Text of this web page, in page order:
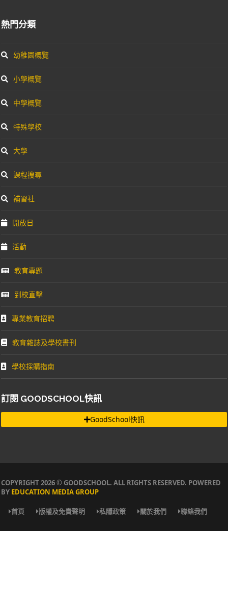
熱門分類
幼稚園概覽
小學概覽
中學概覽
特殊學校
大學
課程搜尋
補習社
開放日
活動
教育專題
到校直擊
專業教育招聘
教育雜誌及學校書刊
學校採購指南
訂閱 GOODSCHOOL快訊
GoodSchool快訊
COPYRIGHT 2026 © GOODSCHOOL. ALL RIGHTS RESERVED. POWERED
BY EDUCATION MEDIA GROUP
首頁 版權及免責聲明 私隱政策 關於我們 聯絡我們